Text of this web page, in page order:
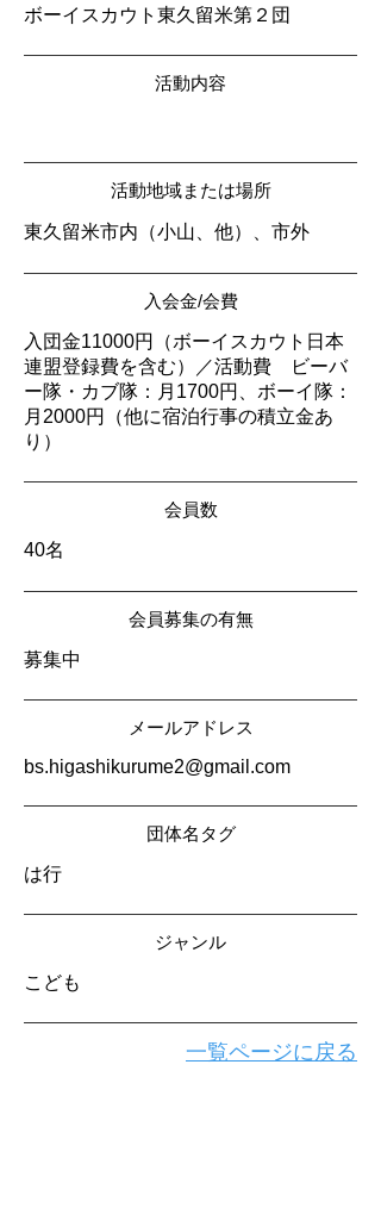
ボーイスカウト東久留米第２団
活動内容
活動地域または場所
東久留米市内（小山、他）、市外
入会金/会費
入団金11000円（ボーイスカウト日本
連盟登録費を含む）／活動費 ビーバ
ー隊・カブ隊：月1700円、ボーイ隊：
月2000円（他に宿泊行事の積立金あ
り）
会員数
40名
会員募集の有無
募集中
メールアドレス
bs.higashikurume2@gmail.com
​団体名タグ
は行
​ジャンル
こども
一覧ページに戻る